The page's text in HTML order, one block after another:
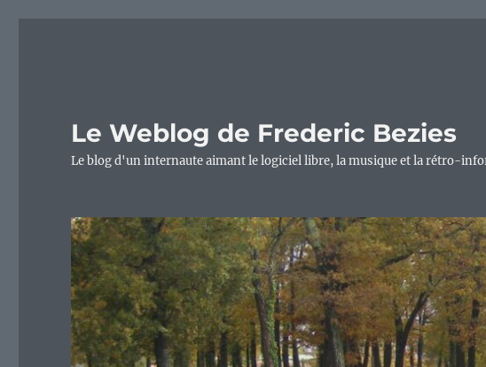
Le Weblog de Frederic Bezies
Le blog d'un internaute aimant le logiciel libre, la musique et la rétro-